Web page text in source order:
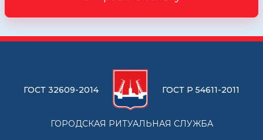
ГОСТ 32609-2014 ГОСТ Р 54611-2011
ГОРОДСКАЯ РИТУАЛЬНАЯ СЛУЖБА